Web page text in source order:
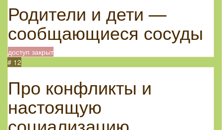
Родители и дети —
сообщающиеся сосуды
доступ закрыт
# 12
Про конфликты и
настоящую